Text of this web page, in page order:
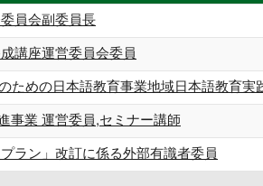
員会副委員長
講座運営委員会委員
ための日本語教育事業地域日本語教育実
事業 運営委員,セミナー講師
ラン」改訂に係る外部有識者委員